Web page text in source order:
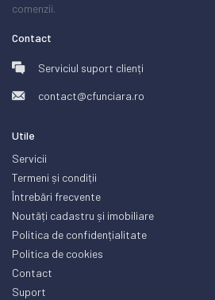
comenzii.
Contact
Serviciul suport clienți
contact@cfunciara.ro
Utile
Servicii
Termeni și condiții
Întrebări frecvente
Noutăți cadastru și imobiliare
Politica de confidențialitate
Politica de cookies
Contact
Suport